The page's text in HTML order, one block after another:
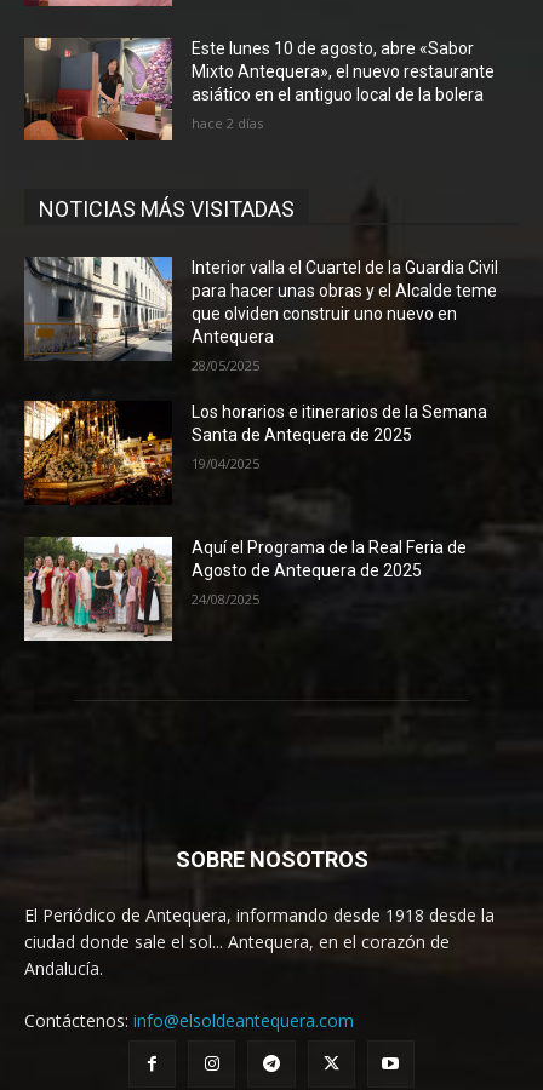
Este lunes 10 de agosto, abre «Sabor
Mixto Antequera», el nuevo restaurante
asiático en el antiguo local de la bolera
hace 2 días
NOTICIAS MÁS VISITADAS
Interior valla el Cuartel de la Guardia Civil
para hacer unas obras y el Alcalde teme
que olviden construir uno nuevo en
Antequera
28/05/2025
Los horarios e itinerarios de la Semana
Santa de Antequera de 2025
19/04/2025
Aquí el Programa de la Real Feria de
Agosto de Antequera de 2025
24/08/2025
SOBRE NOSOTROS
El Periódico de Antequera, informando desde 1918 desde la
ciudad donde sale el sol... Antequera, en el corazón de
Andalucía.
Contáctenos: info@elsoldeantequera.com